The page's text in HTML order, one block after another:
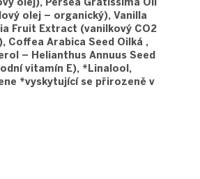
olej – organický), Vanilla
Fruit Extract (vanilkový CO2
Coffea Arabica Seed Oilká ,
– Helianthus Annuus Seed
vitamín E), *Linalool,
*vyskytující se přirozeně v